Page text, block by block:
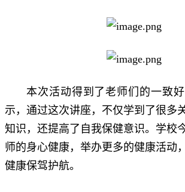
本次活动得到了老师们的一致
示，通过这次讲座，不仅学到了很多
知识，还提高了自我保健意识。学校
师的身心健康，举办更多的健康活动
健康保驾护航。